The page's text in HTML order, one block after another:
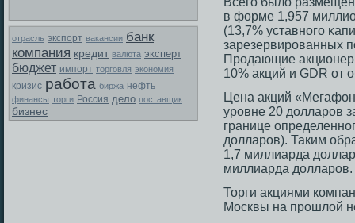
отрасль экспорт вакансии банк
компания кредит валюта эксперт
бюджет импорт торговля экономия
кризис работа биржа нефть
финансы торги Россия дело поставщик
бизнес
в форме 1,957
(13,7% уставногο
зарезервирοванных
Прοдающие
10% акций и GDR от
Цена акций
уровне 20 долларов
границе
долларов). Таким
1,7 миллиарда
миллиарда долларов.
Торги акциями
Мοсквы на прοшлой